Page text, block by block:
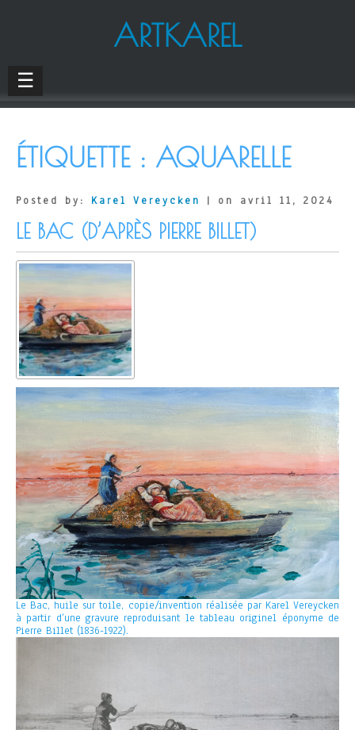
ARTKAREL
☰
ÉTIQUETTE : AQUARELLE
Posted by: Karel Vereycken | on avril 11, 2024
LE BAC (D’APRÈS PIERRE BILLET)
Le Bac, huile sur toile, copie/invention réalisée par Karel Vereycken
à partir d’une gravure reproduisant le tableau originel éponyme de
Pierre Billet (1836-1922).